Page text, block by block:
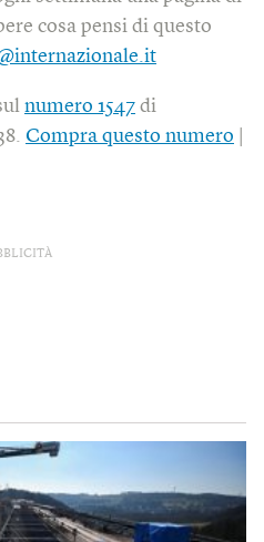
cosa pensi di questo
numero 1547 di
Compra questo numero